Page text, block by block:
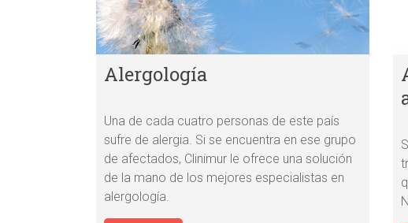
Alergología
Una de cada cuatro personas de este país
sufre de alergia. Si se encuentra en ese grupo
de afectados, Clinimur le ofrece una solución
de la mano de los mejores especialistas en
alergología.